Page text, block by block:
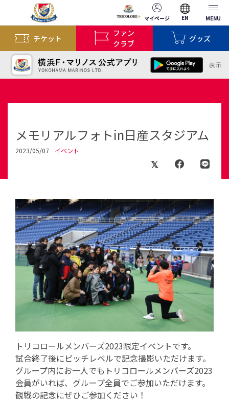
マイページ EN MENU
チケット
ファン
クラブ
グッズ
メモリアルフォトin日産スタジアム
2023/05/07 イベント
トリコロールメンバーズ2023限定イベントです。
試合終了後にピッチレベルで記念撮影いただけます。
グループ内にお一人でもトリコロールメンバーズ2023
会員がいれば、グループ全員でご参加いただけます。
観戦の記念にぜひご参加ください！